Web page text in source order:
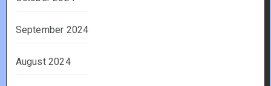
September 2024
August 2024